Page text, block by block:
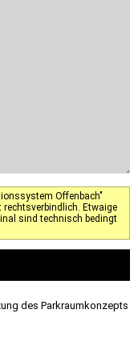
Offenbach"
Etwaige
sind technisch bedingt
des Parkraumkonzepts